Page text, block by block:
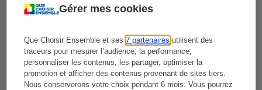
Gérer mes cookies
Que Choisir Ensemble et ses7 partenaires utilisent des
traceurs pour mesurer l’audience, la performance,
personnaliser les contenus, les partager, optimiser la
promotion et afficher des contenus provenant de sites tiers.
Nous conserverons votre choix pendant 6 mois. Vous pourrez